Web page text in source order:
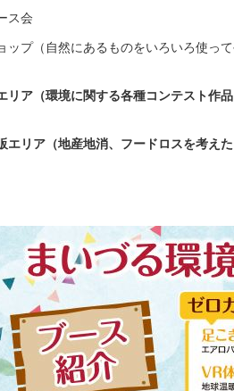
ス会
ップ（自然にあるものをいろいろ使っ
リア（環境に関する各種コンテスト作品
エリア（地産地消、フードロスを考え